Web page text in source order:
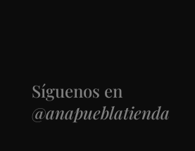
Síguenos en
@anapueblatienda